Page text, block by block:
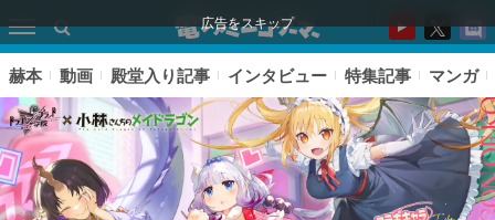
広告をスキップ
赫本 動画 殿堂入り記事 インタビュー 特集記事 マンガ